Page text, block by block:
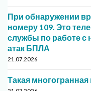
При обнаружении
номеру 109. Это
службы по работе с
атак БПЛА
21.07.2026
Такая